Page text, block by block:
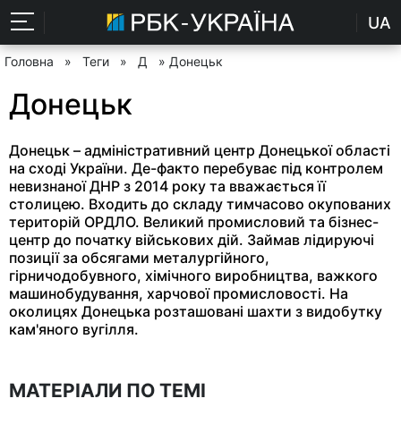
UA
Головна » Теги » Д » Донецьк
Донецьк
Донецьк – адміністративний центр Донецької області
на сході України. Де-факто перебуває під контролем
невизнаної ДНР з 2014 року та вважається її
столицею. Входить до складу тимчасово окупованих
територій ОРДЛО. Великий промисловий та бізнес-
центр до початку військових дій. Займав лідируючі
позиції за обсягами металургійного,
гірничодобувного, хімічного виробництва, важкого
машинобудування, харчової промисловості. На
околицях Донецька розташовані шахти з видобутку
кам'яного вугілля.
МАТЕРІАЛИ ПО ТЕМІ